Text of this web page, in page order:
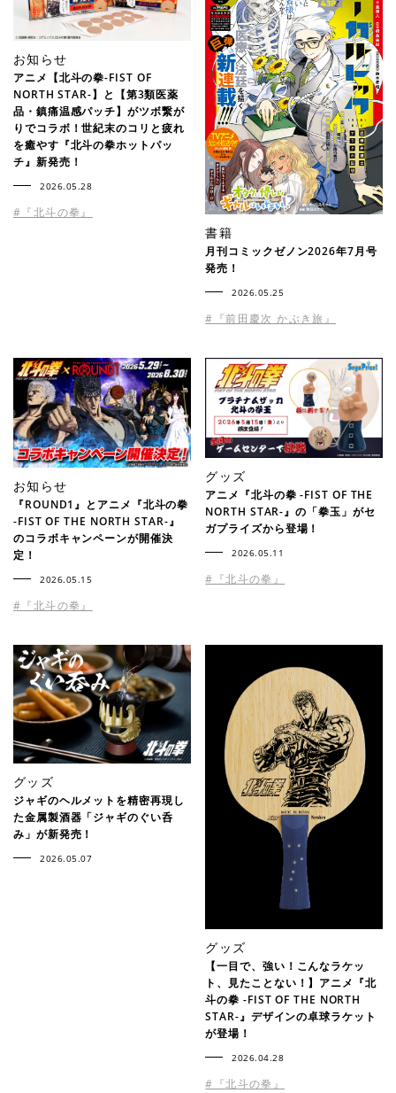
お知らせ
アニメ【北斗の拳-FIST OF
NORTH STAR-】と【第3類医薬
品・鎮痛温感パッチ】がツボ繋が
りでコラボ！世紀末のコリと疲れ
を癒やす『北斗の拳ホットパッ
チ』新発売！
2026.05.28
#『北斗の拳』
書籍
月刊コミックゼノン2026年7月号
発売！
2026.05.25
#『前田慶次 かぶき旅』
お知らせ
『ROUND1』とアニメ『北斗の拳
-FIST OF THE NORTH STAR-』
のコラボキャンペーンが開催決
定！
2026.05.15
#『北斗の拳』
グッズ
アニメ『北斗の拳 -FIST OF THE
NORTH STAR-』の「拳玉」がセ
ガプライズから登場！
2026.05.11
#『北斗の拳』
グッズ
ジャギのヘルメットを精密再現し
た金属製酒器「ジャギのぐい呑
み」が新発売！
2026.05.07
グッズ
【一目で、強い！こんなラケッ
ト、見たことない！】アニメ『北
斗の拳 -FIST OF THE NORTH
STAR-』デザインの卓球ラケット
が登場！
2026.04.28
#『北斗の拳』